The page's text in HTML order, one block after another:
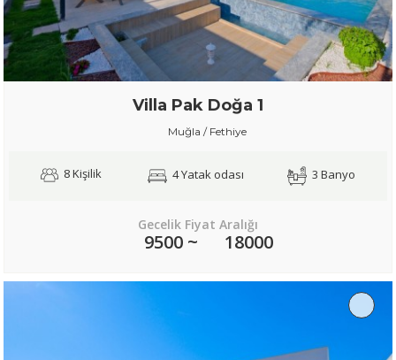
Villa Pak Doğa 1
Muğla / Fethiye
8 Kişilik 4 Yatak odası 3 Banyo
Gecelik Fiyat Aralığı
9500 ~ 18000